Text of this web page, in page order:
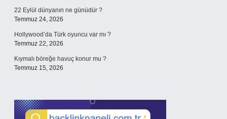
22 Eylül dünyanın ne günüdür ?
Temmuz 24, 2026
Hollywood’da Türk oyuncu var mı ?
Temmuz 22, 2026
Kıymalı böreğe havuç konur mu ?
Temmuz 15, 2026